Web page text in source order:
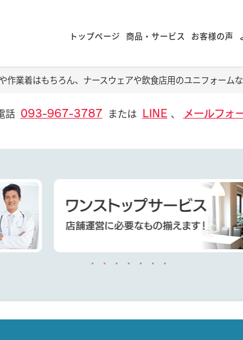
トップページ 商品・サービス お客様の声
業着はもちろん、ナースウェアや飲食店用のユニフォーム
話 093-967-3787 または LINE 、 メールフォ